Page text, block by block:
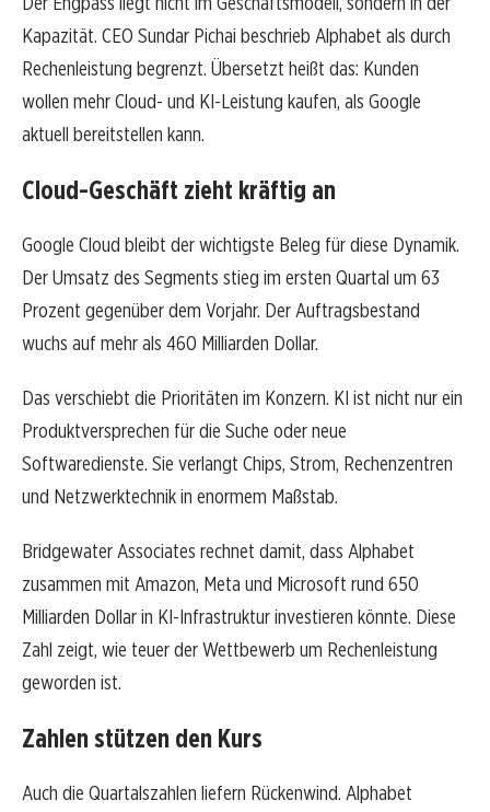
Kapazität. CEO Sundar Pichai beschrieb Alphabet als durch
Rechenleistung begrenzt. Übersetzt heißt das: Kunden
wollen mehr Cloud- und KI-Leistung kaufen, als Google
aktuell bereitstellen kann.
Cloud-Geschäft zieht kräftig an
Google Cloud bleibt der wichtigste Beleg für diese Dynamik.
Der Umsatz des Segments stieg im ersten Quartal um 63
Prozent gegenüber dem Vorjahr. Der Auftragsbestand
wuchs auf mehr als 460 Milliarden Dollar.
Das verschiebt die Prioritäten im Konzern. KI ist nicht nur ein
Produktversprechen für die Suche oder neue
Softwaredienste. Sie verlangt Chips, Strom, Rechenzentren
und Netzwerktechnik in enormem Maßstab.
Bridgewater Associates rechnet damit, dass Alphabet
zusammen mit Amazon, Meta und Microsoft rund 650
Milliarden Dollar in KI-Infrastruktur investieren könnte. Diese
Zahl zeigt, wie teuer der Wettbewerb um Rechenleistung
geworden ist.
Zahlen stützen den Kurs
Auch die Quartalszahlen liefern Rückenwind. Alphabet